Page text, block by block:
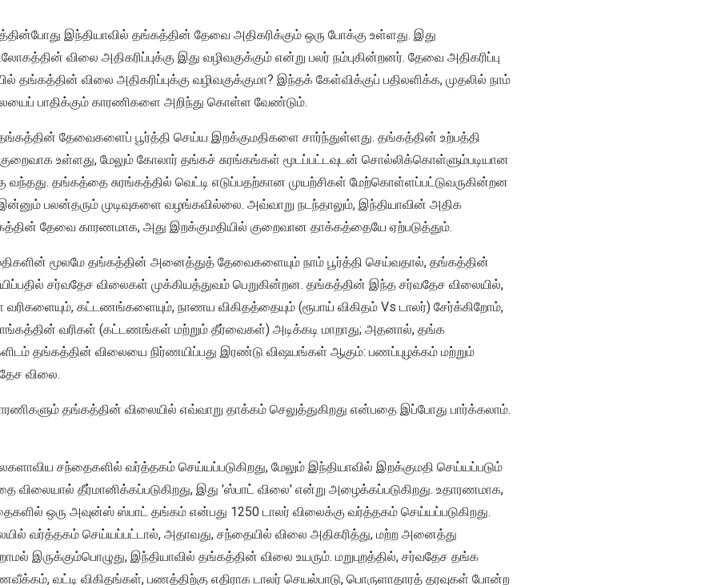
இந்தியாவில் தங்கத்தின் தேவை அதிகரிக்கும் ஒரு போக்கு உள்ளது. இது
விலை அதிகரிப்புக்கு இது வழிவகுக்கும் என்று பலர் நம்புகின்றனர். தேவை அதிகரிப்பு
தங்கத்தின் விலை அதிகரிப்புக்கு வழிவகுக்குமா? இந்தக் கேள்விக்குப் பதிலளிக்க, முதலில் நாம்
பாதிக்கும் காரணிகளை அறிந்து கொள்ள வேண்டும்.
தேவைகளைப் பூர்த்தி செய்ய இறக்குமதிகளை சார்ந்துள்ளது. தங்கத்தின் உற்பத்தி
குறைவாக உள்ளது, மேலும் கோலார் தங்கச் சுரங்கங்கள் மூடப்பட்டவுடன் சொல்லிக்கொள்ளும்படியான
வந்தது. தங்கத்தை சுரங்கத்தில் வெட்டி எடுப்பதற்கான முயற்சிகள் மேற்கொள்ளப்பட்டுவருகின்றன
பலன்தரும் முடிவுகளை வழங்கவில்லை. அவ்வாறு நடந்தாலும், இந்தியாவின் அதிக
தேவை காரணமாக, அது இறக்குமதியில் குறைவான தாக்கத்தையே ஏற்படுத்தும்.
மூலமே தங்கத்தின் அனைத்துத் தேவைகளையும் நாம் பூர்த்தி செய்வதால், தங்கத்தின்
சர்வதேச விலைகள் முக்கியத்துவம் பெறுகின்றன. தங்கத்தின் இந்த சர்வதேச விலையில்,
கட்டணங்களையும், நாணய விகிதத்தையும் (ரூபாய் விகிதம் Vs டாலர்) சேர்க்கிறோம்,
வரிகள் (கட்டணங்கள் மற்றும் தீர்வைகள்) அடிக்கடி மாறாது; அதனால், தங்க
தங்கத்தின் விலையை நிர்ணயிப்பது இரண்டு விஷயங்கள் ஆகும்: பணப்புழக்கம் மற்றும்
விலை.
தங்கத்தின் விலையில் எவ்வாறு தாக்கம் செலுத்துகிறது என்பதை இப்போது பார்க்கலாம்.
சந்தைகளில் வர்த்தகம் செய்யப்படுகிறது, மேலும் இந்தியாவில் இறக்குமதி செய்யப்படும்
விலையால் தீர்மானிக்கப்படுகிறது, இது 'ஸ்பாட் விலை' என்று அழைக்கப்படுகிறது. உதாரணமாக,
ஒரு அவுன்ஸ் ஸ்பாட் தங்கம் என்பது 1250 டாலர் விலைக்கு வர்த்தகம் செய்யப்படுகிறது.
வர்த்தகம் செய்யப்பட்டால், அதாவது, சந்தையில் விலை அதிகரித்து, மற்ற அனைத்து
இருக்கும்பொழுது, இந்தியாவில் தங்கத்தின் விலை உயரும். மறுபுறத்தில், சர்வதேச தங்க
வட்டி விகிதங்கள், பணத்திற்கு எதிராக டாலர் செயல்பாடு, பொருளாதாரத் தரவுகள் போன்ற